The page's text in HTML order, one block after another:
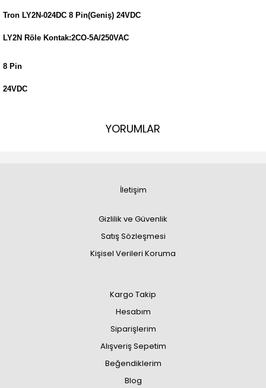
Tron LY2N-024DC 8 Pin(Geniş) 24VDC
LY2N Röle Kontak:2CO-5A/250VAC
8 Pin
24VDC
YORUMLAR
İletişim
Gizlilik ve Güvenlik
Satış Sözleşmesi
Kişisel Verileri Koruma
Kargo Takip
Hesabım
Siparişlerim
Alışveriş Sepetim
Beğendiklerim
Blog